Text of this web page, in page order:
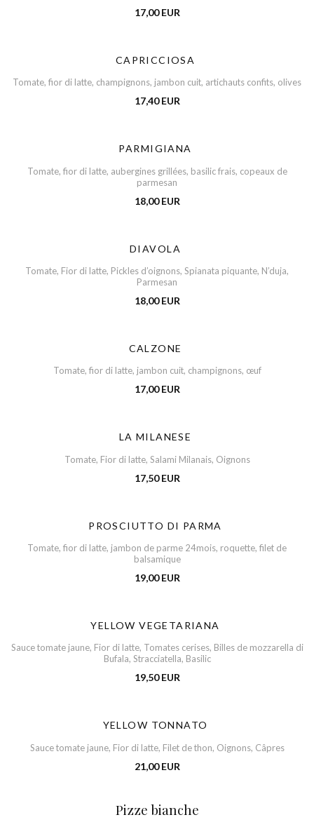
17,00 EUR
CAPRICCIOSA
Tomate, fior di latte, champignons, jambon cuit, artichauts confits, olives
17,40 EUR
PARMIGIANA
Tomate, fior di latte, aubergines grillées, basilic frais, copeaux de
parmesan
18,00 EUR
DIAVOLA
Tomate, Fior di latte, Pickles d’oignons, Spianata piquante, N’duja,
Parmesan
18,00 EUR
CALZONE
Tomate, fior di latte, jambon cuit, champignons, œuf
17,00 EUR
LA MILANESE
Tomate, Fior di latte, Salami Milanais, Oignons
17,50 EUR
PROSCIUTTO DI PARMA
Tomate, fior di latte, jambon de parme 24mois, roquette, filet de
balsamique
19,00 EUR
YELLOW VEGETARIANA
Sauce tomate jaune, Fior di latte, Tomates cerises, Billes de mozzarella di
Bufala, Stracciatella, Basilic
19,50 EUR
YELLOW TONNATO
Sauce tomate jaune, Fior di latte, Filet de thon, Oignons, Câpres
21,00 EUR
Pizze bianche
Capricciosa